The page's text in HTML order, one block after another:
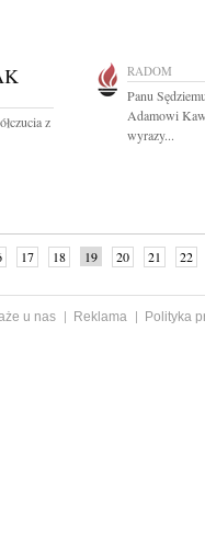
z
RADOM
Panu
Adamowi
wyrazy...
17 18 19 20 21
22
u nas Reklama
Polityka